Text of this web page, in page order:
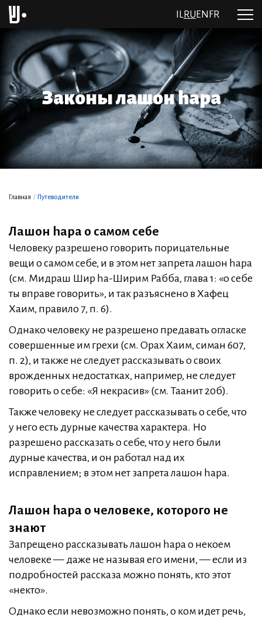
RU EN FR
Законы лашон hара
Главная / Путеводители
Лашон hара о самом себе
Человеку разрешено говорить порицательные
вещи о самом себе, и в этом нет запрета лашон hара
(см. Мидраш Шир hа-Ширим Рабба, глава 1: «о себе
ты вправе говорить», и так разъяснено в Хафец
Хаим, правило 7, п. 6).
Однако человеку не разрешено предавать огласке
совершенные им грехи (см. Орах Хаим, симан 607,
п. 2), и также не следует рассказывать о своих
врожденных недостатках, например, не следует
говорить о себе: «Я некрасив» (см. Таанит 20б).
Также человеку не следует рассказывать о себе, что
у него есть дурные качества характера. Но
разрешено рассказать о себе, что у него были
дурные качества, и он работал над их
исправлением; в этом нет запрета лашон hара.
Лашон hара о человеке, которого не
знают
Запрещено рассказывать лашон hара о некоем
человеке — даже не называя его имени, — если из
подробностей рассказа можно понять, кто этот
«некто».
Однако если невозможно понять, о ком идет речь,